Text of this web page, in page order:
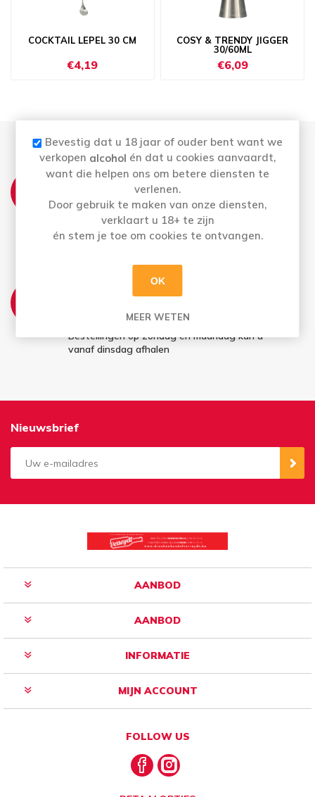
COCKTAIL LEPEL 30 CM
€4,19
COSY & TRENDY JIGGER
30/60ML
€6,09
THUISLEVERING:
Zo t.e.m. Vrij: Vóór 12u besteld = morgen in
huis
Bestellingen op zaterdag worden maandag
geleverd
Bestellingen op zondag en maandag kan u
vanaf dinsdag afhalen
Nieuwsbrief
AANBOD
AANBOD
INFORMATIE
MIJN ACCOUNT
FOLLOW US
Bevestig dat u 18 jaar of ouder bent want we
verkopen alcohol én dat u cookies aanvaardt,
want die helpen ons om betere diensten te
verlenen.
Door gebruik te maken van onze diensten,
verklaart u 18+ te zijn
én stem je toe om cookies te ontvangen.
OK
MEER WETEN